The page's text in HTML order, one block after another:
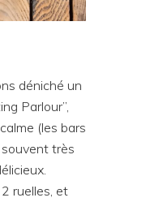
déniché un
Parlour”,
(les bars
très
ruelles, et